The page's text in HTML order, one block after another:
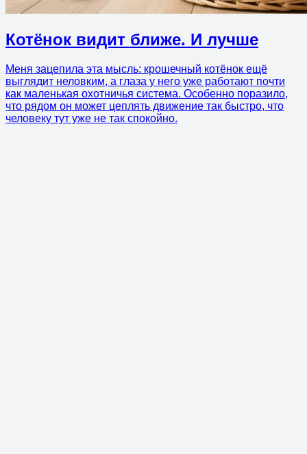
Котёнок видит ближе. И лучше
Меня зацепила эта мысль: крошечный котёнок ещё
выглядит неловким, а глаза у него уже работают почти
как маленькая охотничья система. Особенно поразило,
что рядом он может цеплять движение так быстро, что
человеку тут уже не так спокойно.